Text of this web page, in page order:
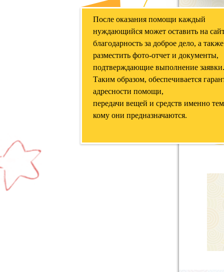
После оказания помощи каждый
нуждающийся может оставить на
благодарность за доброе дело, а также
разместить фото-отчет и документы,
подтверждающие выполнение заявки.
Таким образом, обеспечивается
адресности помощи,
передачи вещей и средств именно
кому они предназначаются.